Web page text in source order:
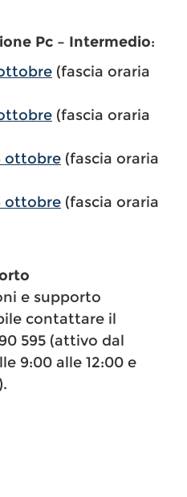
Pc – Intermedio:
(fascia oraria
(fascia oraria
ottobre (fascia oraria
ottobre (fascia oraria
e supporto
contattare il
595 (attivo dal
9:00 alle 12:00 e